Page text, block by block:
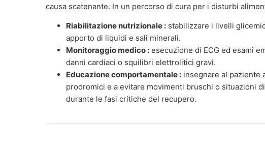
causa scatenante. In un percorso di cura per i disturbi
Riabilitazione nutrizionale : stabilizzare i livelli
apporto di liquidi e sali minerali.
Monitoraggio medico : esecuzione di ECG ed esami
danni cardiaci o squilibri elettrolitici gravi.
Educazione comportamentale : insegnare al paziente
prodromici e a evitare movimenti bruschi o situazioni
durante le fasi critiche del recupero.